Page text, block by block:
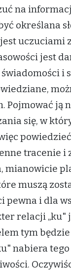
na
określana
uczuciami
jest
i
Pojmować ją
się, w
tracenie i
mianowicie
muszą
pewna i dla
relacji „ku"
tym
nabiera